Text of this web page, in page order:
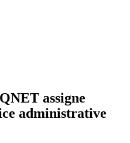
assigne
administrative